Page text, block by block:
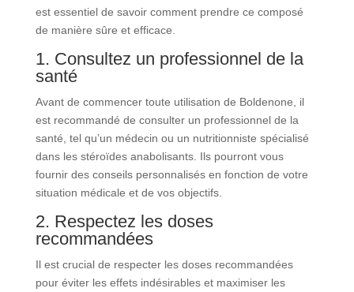
est essentiel de savoir comment prendre ce composé
de manière sûre et efficace.
1. Consultez un professionnel de la
santé
Avant de commencer toute utilisation de Boldenone, il
est recommandé de consulter un professionnel de la
santé, tel qu’un médecin ou un nutritionniste spécialisé
dans les stéroïdes anabolisants. Ils pourront vous
fournir des conseils personnalisés en fonction de votre
situation médicale et de vos objectifs.
2. Respectez les doses
recommandées
Il est crucial de respecter les doses recommandées
pour éviter les effets indésirables et maximiser les